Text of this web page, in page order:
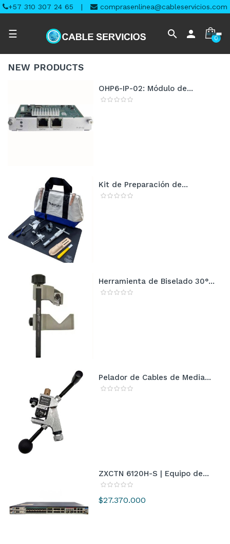
+57 310 307 24 65 | comprasenlinea@cableservicios.com
Navegación
palanca
☰ search person 0
NEW PRODUCTS
OHP6-IP-02: Módulo de...
Kit de Preparación de...
Herramienta de Biselado 30°...
Pelador de Cables de Media...
ZXCTN 6120H-S | Equipo de...
Precio
$27.370.000